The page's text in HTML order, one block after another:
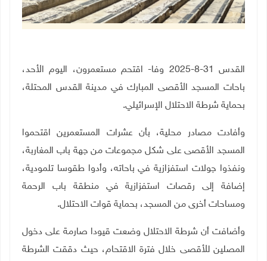
القدس 31-8-2025 وفا- اقتحم مستعمرون، اليوم الأحد،
باحات المسجد الأقصى المبارك في مدينة القدس المحتلة،
بحماية شرطة الاحتلال الإسرائيلي.
وأفادت مصادر محلية، بأن عشرات المستعمرين اقتحموا
المسجد الأقصى على شكل مجموعات من جهة باب المغاربة،
ونفذوا جولات استفزازية في باحاته، وأدوا طقوسا تلمودية،
إضافة إلى رقصات استفزازية في منطقة باب الرحمة
ومساحات أخرى من المسجد، بحماية قوات الاحتلال.
وأضافت أن شرطة الاحتلال وضعت قيودا صارمة على دخول
المصلين للأقصى خلال فترة الاقتحام، حيث دققت الشرطة